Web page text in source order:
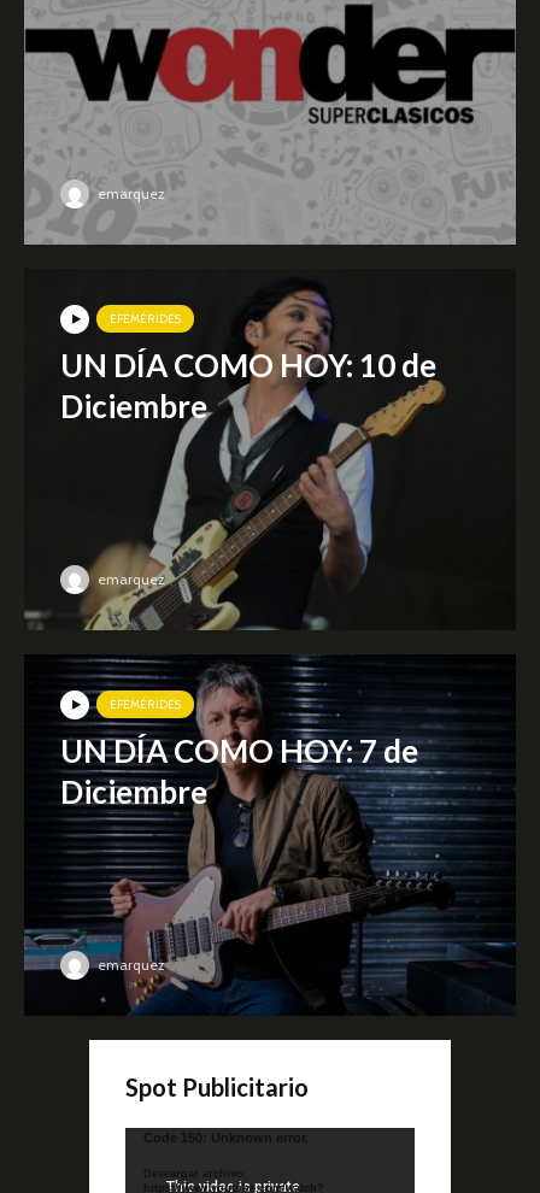
emarquez
EFEMÉRIDES
UN DÍA COMO HOY: 10 de
Diciembre
emarquez
EFEMÉRIDES
UN DÍA COMO HOY: 7 de
Diciembre
emarquez
Spot Publicitario
Reproductor
video
Code 150: Unknown error.
Descargar archivo:
https://www.youtube.com/watch?